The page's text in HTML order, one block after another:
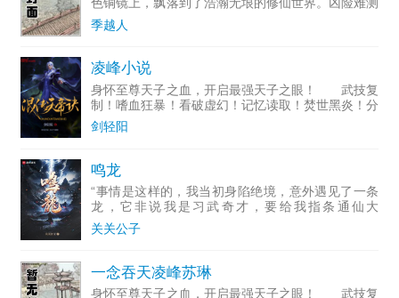
色铜镜上，飘落到了浩瀚无垠的修仙世界。凶险难测
的大黎山，眉尺河旁小小的村落，一个小家族拾到了
这枚镜子，于是传仙道授仙法，开启波澜壮阔的新时
季越人
凌峰小说
身怀至尊天子之血，开启最强天子之眼！ 武技复
制！嗜血狂暴！看破虚幻！记忆读取！焚世黑炎！分
身瞬移！空间粉碎！无限视界！时间静止！……
【混沌天帝】凌峰：“我凭这双眼，敢叫天地颤栗！”
剑轻阳
鸣龙
“事情是这样的，我当初身陷绝境，意外遇见了一条
龙，它非说我是习武奇才，要给我指条通仙大
道……”“
关关公子
一念吞天凌峰苏琳
身怀至尊天子之血，开启最强天子之眼！ 武技复